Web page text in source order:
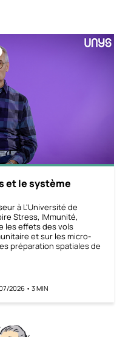
et le système
à L'Université de
Stress, IMmunité,
les effets des vols
et sur les micro-
préparation spatiales de
2026 • 3 MIN